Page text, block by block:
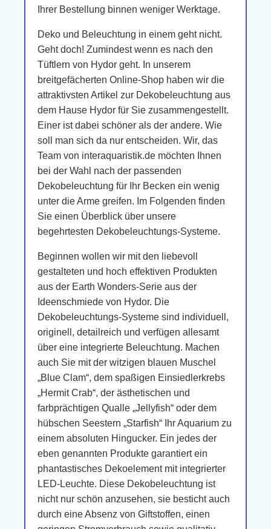
Ihrer Bestellung binnen weniger Werktage.
Deko und Beleuchtung in einem geht nicht.
Geht doch! Zumindest wenn es nach den
Tüftlern von Hydor geht. In unserem
breitgefächerten Online-Shop haben wir die
attraktivsten Artikel zur Dekobeleuchtung aus
dem Hause Hydor für Sie zusammengestellt.
Einer ist dabei schöner als der andere. Wie
soll man sich da nur entscheiden. Wir, das
Team von interaquaristik.de möchten Ihnen
bei der Wahl nach der passenden
Dekobeleuchtung für Ihr Becken ein wenig
unter die Arme greifen. Im Folgenden finden
Sie einen Überblick über unsere
begehrtesten Dekobeleuchtungs-Systeme.
Beginnen wollen wir mit den liebevoll
gestalteten und hoch effektiven Produkten
aus der Earth Wonders-Serie aus der
Ideenschmiede von Hydor. Die
Dekobeleuchtungs-Systeme sind individuell,
originell, detailreich und verfügen allesamt
über eine integrierte Beleuchtung. Machen
auch Sie mit der witzigen blauen Muschel
„Blue Clam“, dem spaßigen Einsiedlerkrebs
„Hermit Crab“, der ästhetischen und
farbprächtigen Qualle „Jellyfish“ oder dem
hübschen Seestern „Starfish“ Ihr Aquarium zu
einem absoluten Hingucker. Ein jedes der
eben genannten Produkte garantiert ein
phantastisches Dekoelement mit integrierter
LED-Leuchte. Diese Dekobeleuchtung ist
nicht nur schön anzusehen, sie besticht auch
durch eine Absenz von Giftstoffen, einen